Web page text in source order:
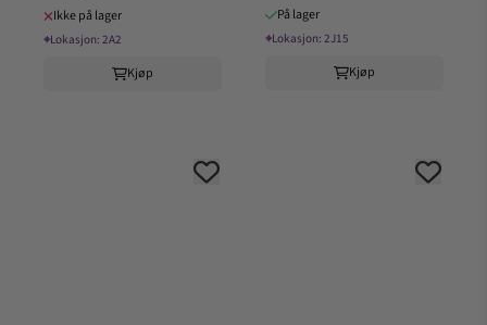
Ikke på lager
⌖Lokasjon: 2A2
Kjøp
På lager
⌖Lokasjon: 2J15
Kjøp